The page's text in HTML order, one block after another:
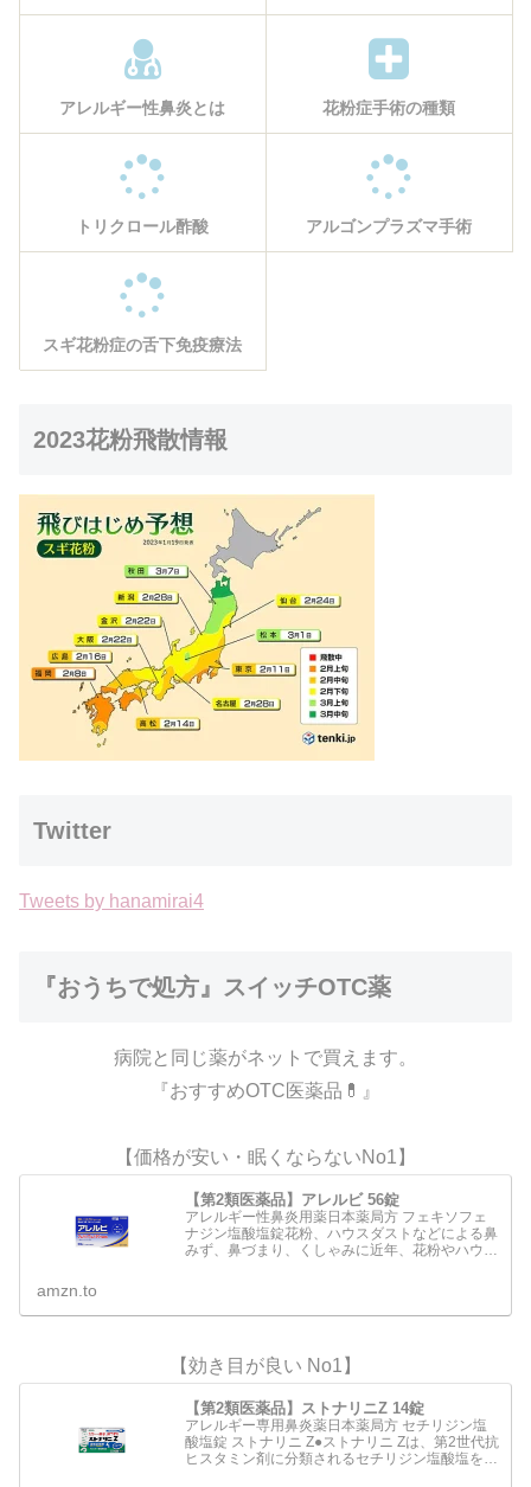
アレルギー性鼻炎とは 花粉症手術の種類
トリクロール酢酸 アルゴンプラズマ手術
スギ花粉症の舌下免疫療法
2023花粉飛散情報
Twitter
Tweets by hanamirai4
『おうちで処方』スイッチOTC薬
病院と同じ薬がネットで買えます。
『おすすめOTC医薬品💊』
【価格が安い・眠くならないNo1】
【第2類医薬品】アレルビ 56錠
アレルギー性鼻炎用薬日本薬局方 フェキソフェ
ナジン塩酸塩錠花粉、ハウスダストなどによる鼻
みず、鼻づまり、くしゃみに近年、花粉やハウス
amzn.to
【効き目が良い No1】
【第2類医薬品】ストナリニZ 14錠
アレルギー専用鼻炎薬日本薬局方 セチリジン塩
酸塩錠 ストナリニ Z●ストナリニ Zは、第2世代抗
ヒスタミン剤に分類されるセチリジン塩酸塩を配